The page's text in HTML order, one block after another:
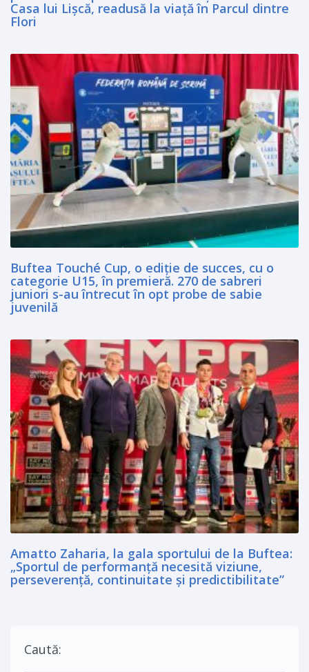
Casa lui Lişcă, readusă la viaţă în Parcul dintre
Flori
Buftea Touché Cup, o ediţie de succes, cu o
categorie U15, în premieră. 270 de sabreri
juniori s-au întrecut în opt probe de sabie
juvenilă
Amatto Zaharia, la gala sportului de la Buftea:
„Sportul de performanță necesită viziune,
perseverență, continuitate și predictibilitate”
Caută: